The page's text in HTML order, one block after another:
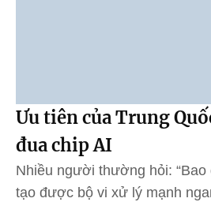
Ưu tiên của Trung
đua chip AI
Nhiều người thường hỏi:
tạo được bộ vi xử lý mạnh